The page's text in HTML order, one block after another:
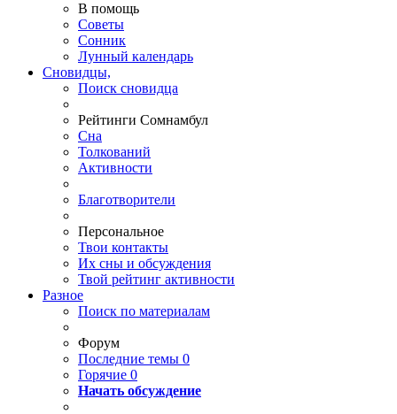
В помощь
Советы
Сонник
Лунный календарь
Сновидцы,
Поиск сновидца
Рейтинги Сомнамбул
Сна
Толкований
Активности
Благотворители
Персональное
Твои контакты
Их сны и обсуждения
Твой рейтинг активности
Разное
Поиск по материалам
Форум
Последние темы 0
Горячие 0
Начать обсуждение